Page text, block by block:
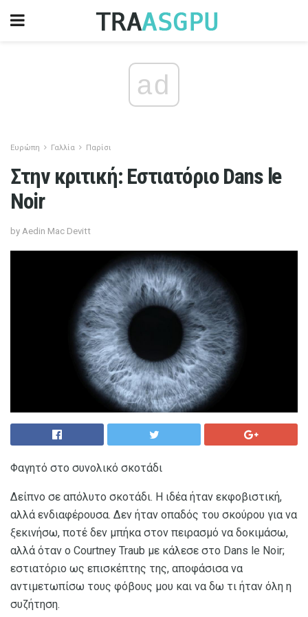
ad
Ευρώπη Γαλλία Παρίσι
Στην κριτική: Εστιατόριο Dans le
Noir
by Aedin Mac Devitt
Φαγητό στο συνολικό σκοτάδι
Δείπνο σε απόλυτο σκοτάδι. Η ιδέα ήταν εκφοβιστική,
αλλά ενδιαφέρουσα. Δεν ήταν οπαδός του σκούρου για να
ξεκινήσω, ποτέ δεν μπήκα στον πειρασμό να δοκιμάσω,
αλλά όταν ο Courtney Traub με κάλεσε στο Dans le Noir;
εστιατόριο ως επισκέπτης της, αποφάσισα να
αντιμετωπίσω τους φόβους μου και να δω τι ήταν όλη η
συζήτηση.